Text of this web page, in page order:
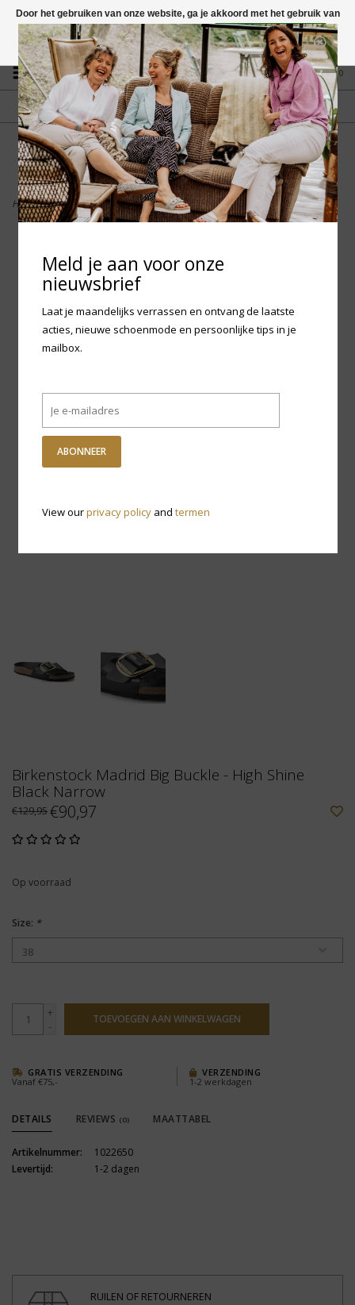
Vragen? App naar +31 58 250 1503
0
GRATIS VERZENDING NL
Vanaf € 75,-
FYSIEKE WINKEL
in Mantgum (frl)
fdad
Home>Birkenstock Madrid Big Buckle - High Shine Black Narrow
Birkenstock Madrid Big Buckle - High Shine
Black Narrow
€129,95€90,97
Op voorraad
Size: *
+
-
TOEVOEGEN AAN WINKELWAGEN
GRATIS VERZENDING
Vanaf €75,-
VERZENDING
1-2 werkdagen
DETAILS REVIEWS (0) MAATTABEL
Artikelnummer:
1022650
Levertijd:
1-2 dagen
RUILEN OF RETOURNEREN
Door het gebruiken van onze website, ga je akkoord met het gebruik van
cookies om onze website te verbeteren.
Dit bericht verbergen
Meer over cookies »
Meld je aan voor onze
nieuwsbrief
Laat je maandelijks verrassen en ontvang de laatste
acties, nieuwe schoenmode en persoonlijke tips in je
mailbox.
ABONNEER
View ourprivacy policyand termen